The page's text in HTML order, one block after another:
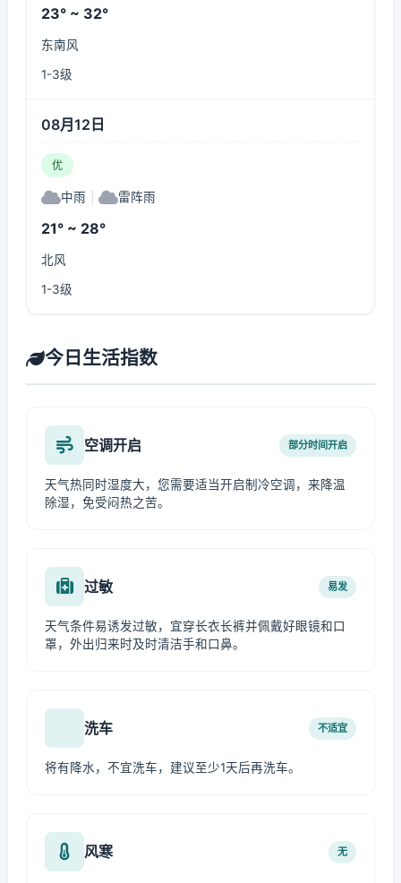
23° ~ 32°
东南风
1-3级
08月12日
优
中雨 雷阵雨
21° ~ 28°
北风
1-3级
今日生活指数
空调开启 部分时间开启
天气热同时湿度大，您需要适当开启制冷空调，来降温
除湿，免受闷热之苦。
过敏 易发
天气条件易诱发过敏，宜穿长衣长裤并佩戴好眼镜和口
罩，外出归来时及时清洁手和口鼻。
洗车 不适宜
将有降水，不宜洗车，建议至少1天后再洗车。
风寒 无